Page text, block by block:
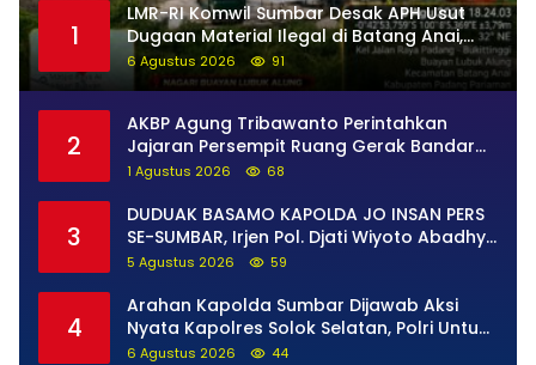
1
LMR-RI Komwil Sumbar Desak APH Usut
Dugaan Material Ilegal di Batang Anai,
Dugaan Keterkaitan PT UHA Diminta
Diselidiki Tuntas
6 Agustus 2026 91
2
AKBP Agung Tribawanto Perintahkan
Jajaran Persempit Ruang Gerak Bandar
Narkoba di Pasaman Barat
1 Agustus 2026 68
3
DUDUAK BASAMO KAPOLDA JO INSAN PERS
SE-SUMBAR, Irjen Pol. Djati Wiyoto Abadhy
Tegaskan Tak Ada Ruang bagi Pelanggar
5 Agustus 2026 59
4
Arahan Kapolda Sumbar Dijawab Aksi
Nyata Kapolres Solok Selatan, Polri Untuk
Masyarakat Bukan Sekadar Slogan
6 Agustus 2026 44